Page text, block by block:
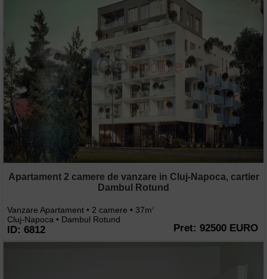
Apartament 2 camere de vanzare in Cluj-Napoca, cartier
Dambul Rotund
Vanzare Apartament • 2 camere • 37m2
Cluj-Napoca • Dambul Rotund
ID: 6812 Pret: 92500 EURO